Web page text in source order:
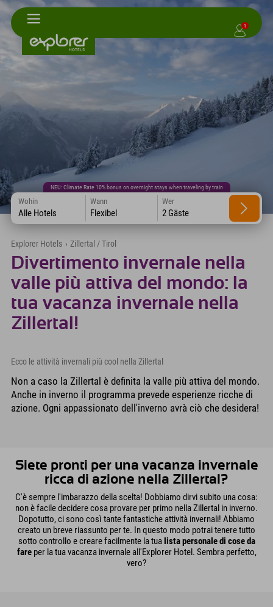
1
NEU: Climate Rate 10% bonus on overnight stays when traveling by train
Wohin
Alle Hotels
Wann
Flexibel
Wer
2 Gäste
Explorer Hotels › Zillertal / Tirol
Divertimento invernale nella
valle più attiva del mondo: la
tua vacanza invernale nella
Zillertal!
Ecco le attività invernali più cool nella Zillertal
Non a caso la Zillertal è definita la valle più attiva del mondo.
Anche in inverno il programma prevede esperienze ricche di
azione. Ogni appassionato dell'inverno avrà ciò che desidera!
Siete pronti per una vacanza invernale
ricca di azione nella Zillertal?
C'è sempre l'imbarazzo della scelta! Dobbiamo dirvi subito una cosa:
non è facile decidere cosa provare per primo nella Zillertal in inverno.
Dopotutto, ci sono così tante fantastiche attività invernali! Abbiamo
creato un breve riassunto per te. In questo modo potrai tenere tutto
sotto controllo e creare facilmente la tualista personale di cose da
fareper la tua vacanza invernale all'Explorer Hotel. Sembra perfetto,
vero?